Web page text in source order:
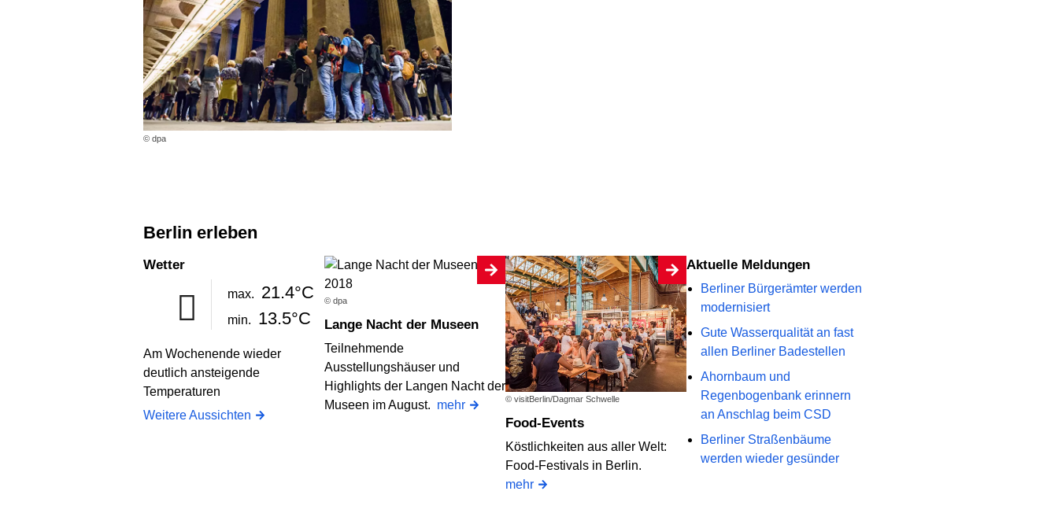
© dpa
Berlin erleben
Wetter
max. 21.4°C
min. 13.5°C
Am Wochenende wieder
deutlich ansteigende
Temperaturen
Weitere Aussichten
© dpa
Lange Nacht der Museen
Teilnehmende
Ausstellungshäuser und
Highlights der Langen Nacht der
Museen im August. mehr © visitBerlin/Dagmar Schwelle
Food-Events
Köstlichkeiten aus aller Welt:
Food-Festivals in Berlin.
mehr
Aktuelle Meldungen
Berliner Bürgerämter werden
modernisiert
Gute Wasserqualität an fast
allen Berliner Badestellen
Ahornbaum und
Regenbogenbank erinnern
an Anschlag beim CSD
Berliner Straßenbäume
werden wieder gesünder